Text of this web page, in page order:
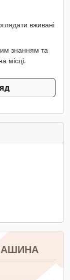
вживані
знанням та
місці.